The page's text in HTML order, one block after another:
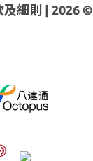
及細則
| 2026 ©